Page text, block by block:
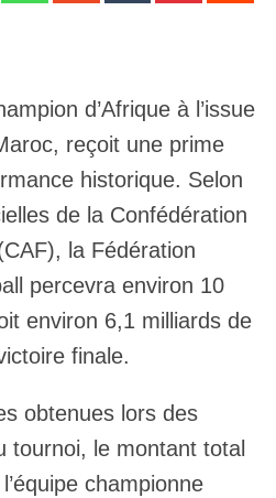
d’Afrique à l’issue
reçoit une prime
historique. Selon
de la Confédération
la Fédération
percevra environ 10
environ 6,1 milliards de
finale.
obtenues lors des
tournoi, le montant total
championne